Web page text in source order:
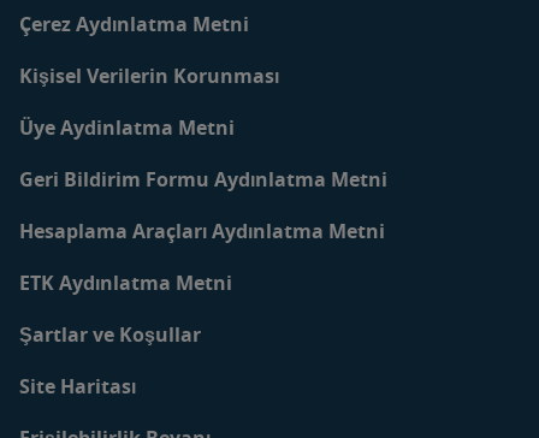
Blog
Çerez Aydınlatma Metni
Kişisel Verilerin Korunması
Üye Aydinlatma Metni
Geri Bildirim Formu Aydınlatma Metni
Hesaplama Araçları Aydınlatma Metni
ETK Aydınlatma Metni
Şartlar ve Koşullar
Site Haritası